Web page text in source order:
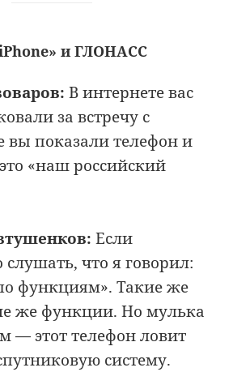
и ГЛОНАСС
В интернете вас
за встречу с
вы показали телефон и
«наш российский
Если
что я говорил:
функциям». Такие же
же функции. Но мулька
— этот телефон ловит
систему.